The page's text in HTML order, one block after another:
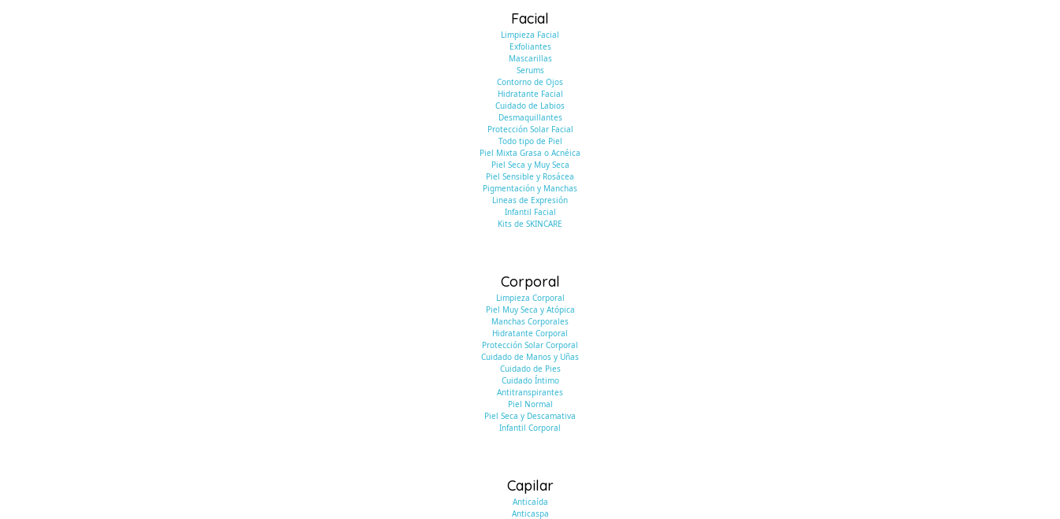
Facial
Limpieza Facial
Exfoliantes
Mascarillas
Serums
Contorno de Ojos
Hidratante Facial
Cuidado de Labios
Desmaquillantes
Protección Solar Facial
Todo tipo de Piel
Piel Mixta Grasa o Acnéica
Piel Seca y Muy Seca
Piel Sensible y Rosácea
Pigmentación y Manchas
Lineas de Expresión
Infantil Facial
Kits de SKINCARE
Corporal
Limpieza Corporal
Piel Muy Seca y Atópica
Manchas Corporales
Hidratante Corporal
Protección Solar Corporal
Cuidado de Manos y Uñas
Cuidado de Pies
Cuidado Íntimo
Antitranspirantes
Piel Normal
Piel Seca y Descamativa
Infantil Corporal
Capilar
Anticaída
Anticaspa